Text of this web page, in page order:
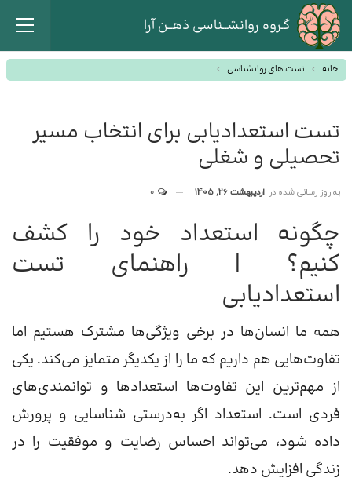
گـروه روانشــناسی ذهــن آرا
خانه تست های روانشناسی
تست استعدادیابی برای انتخاب مسیر
تحصیلی و شغلی
به روز رسانی شده در اردیبهشت 26, 1405
چگونه استعداد خود را کشف
کنیم؟ | راهنمای تست
استعدادیابی
همه ما انسان‌ها در برخی ویژگی‌ها مشترک هستیم اما
تفاوت‌هایی هم داریم که ما را از یکدیگر متمایز می‌کند. یکی
از مهم‌ترین این تفاوت‌ها استعدادها و توانمندی‌های
فردی است. استعداد اگر به‌درستی شناسایی و پرورش
داده شود، می‌تواند احساس رضایت و موفقیت را در
زندگی افزایش دهد.